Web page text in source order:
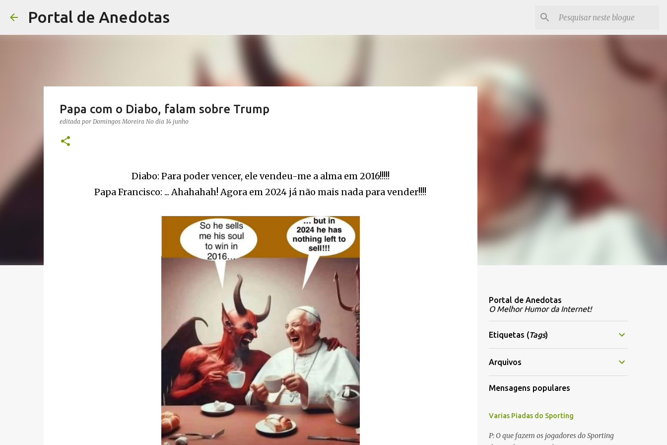
Portal de Anedotas
Papa com o Diabo, falam sobre Trump
editada por Domingos Moreira No dia 14 junho
Diabo: Para poder vencer, ele vendeu-me a alma em 2016!!!!!
Papa Francisco: ... Ahahahah! Agora em 2024 já não mais nada para vender!!!!
Portal de Anedotas
O Melhor Humor da Internet!
Etiquetas (Tags)
Arquivos
Mensagens populares
Varias Piadas do Sporting
P: O que fazem os jogadores do Sporting